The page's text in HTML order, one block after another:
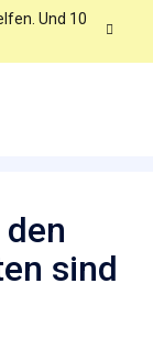
Und 10
sind